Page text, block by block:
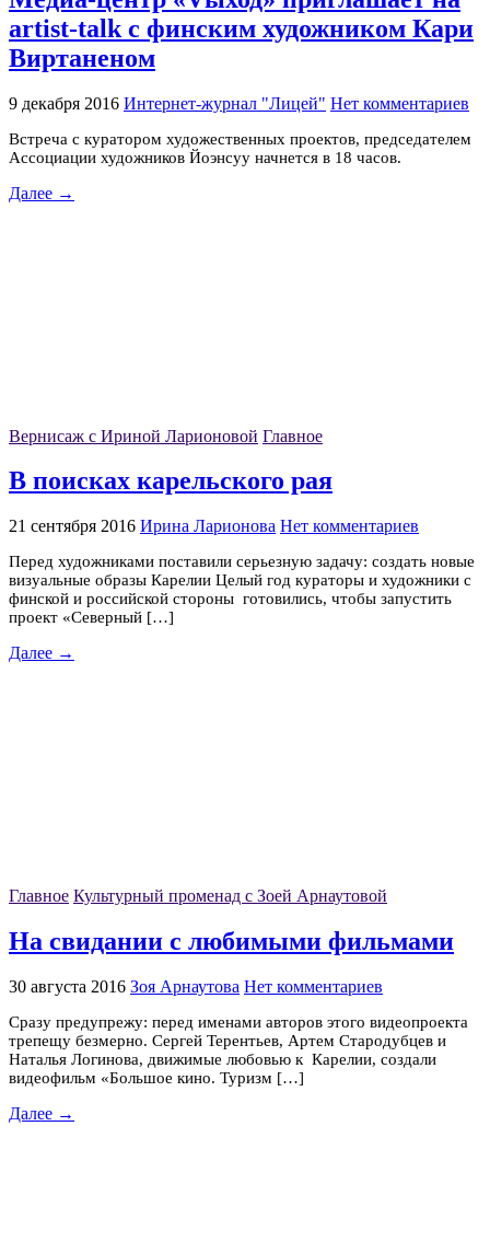
artist-talk с финским художником Кари
Виртаненом
9 декабря 2016 Интернет-журнал "Лицей" Нет комментариев
Встреча с куратором художественных проектов, председателем
Ассоциации художников Йоэнсуу начнется в 18 часов.
Далее →
Вернисаж с Ириной Ларионовой Главное
В поисках карельского рая
21 сентября 2016 Ирина Ларионова Нет комментариев
Перед художниками поставили серьезную задачу: создать новые
визуальные образы Карелии Целый год кураторы и художники с
финской и российской стороны готовились, чтобы запустить
проект «Северный […]
Далее →
Главное Культурный променад с Зоей Арнаутовой
На свидании с любимыми фильмами
30 августа 2016 Зоя Арнаутова Нет комментариев
Сразу предупрежу: перед именами авторов этого видеопроекта
трепещу безмерно. Сергей Терентьев, Артем Стародубцев и
Наталья Логинова, движимые любовью к Карелии, создали
видеофильм «Большое кино. Туризм […]
Далее →